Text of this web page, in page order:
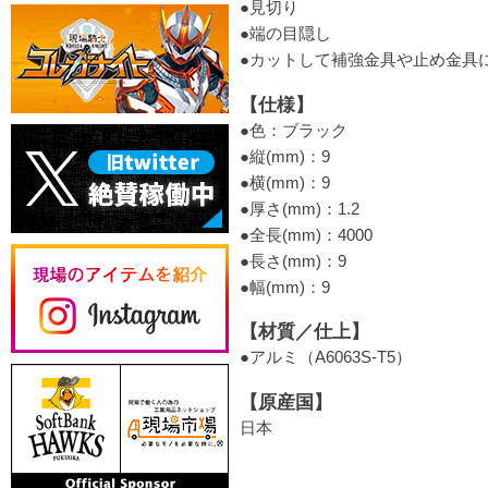
●見切り
●端の目隠し
●カットして補強金具や止め金具
【仕様】
●色：ブラック
●縦(mm)：9
●横(mm)：9
●厚さ(mm)：1.2
●全長(mm)：4000
●長さ(mm)：9
●幅(mm)：9
【材質／仕上】
●アルミ（A6063S-T5）
【原産国】
日本